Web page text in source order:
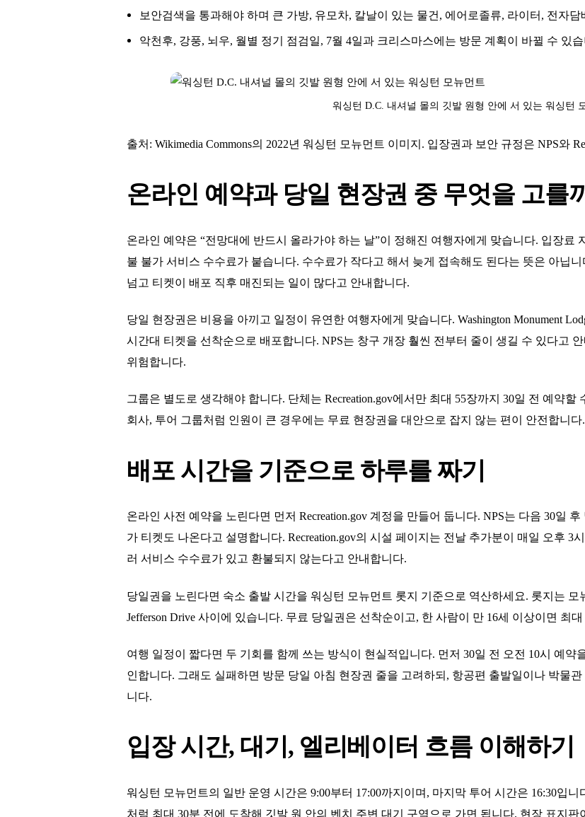
보안검색을 통과해야 하며 큰 가방, 유모차, 칼날이 있는 물건, 에어로졸류, 라이터, 전자
악천후, 강풍, 뇌우, 월별 정기 점검일, 7월 4일과 크리스마스에는 방문 계획이 바뀔 수 있
워싱턴 D.C. 내셔널 몰의 깃발 원형 안에 서 있는 워싱턴
출처: Wikimedia Commons의 2022년 워싱턴 모뉴먼트 이미지. 입장권과 보안 규정은 NPS와
온라인 예약과 당일 현장권 중 무엇을 고를
온라인 예약은 “전망대에 반드시 올라가야 하는 날”이 정해진 여행자에게 맞습니다. 입장료
불 불가 서비스 수수료가 붙습니다. 수수료가 작다고 해서 늦게 접속해도 된다는 뜻은 아닙
넘고 티켓이 배포 직후 매진되는 일이 많다고 안내합니다.
당일 현장권은 비용을 아끼고 일정이 유연한 여행자에게 맞습니다. Washington Monument
시간대 티켓을 선착순으로 배포합니다. NPS는 창구 개장 훨씬 전부터 줄이 생길 수 있다고
위험합니다.
그룹은 별도로 생각해야 합니다. 단체는 Recreation.gov에서만 최대 55장까지 30일 전 예약
회사, 투어 그룹처럼 인원이 큰 경우에는 무료 현장권을 대안으로 잡지 않는 편이 안전합니다.
배포 시간을 기준으로 하루를 짜기
온라인 사전 예약을 노린다면 먼저 Recreation.gov 계정을 만들어 둡니다. NPS는 다음 30일
가 티켓도 나온다고 설명합니다. Recreation.gov의 시설 페이지는 전날 추가분이 매일 오후 3
러 서비스 수수료가 있고 환불되지 않는다고 안내합니다.
당일권을 노린다면 숙소 출발 시간을 워싱턴 모뉴먼트 롯지 기준으로 역산하세요. 롯지는 모
Jefferson Drive 사이에 있습니다. 무료 당일권은 선착순이고, 한 사람이 만 16세 이상이면 최
여행 일정이 짧다면 두 기회를 함께 쓰는 방식이 현실적입니다. 먼저 30일 전 오전 10시 예
인합니다. 그래도 실패하면 방문 당일 아침 현장권 줄을 고려하되, 항공편 출발일이나 박물
니다.
입장 시간, 대기, 엘리베이터 흐름 이해하기
워싱턴 모뉴먼트의 일반 운영 시간은 9:00부터 17:00까지이며, 마지막 투어 시간은 16:30입
처럼 최대 30분 전에 도착해 깃발 원 안의 벤치 주변 대기 구역으로 가면 됩니다. 현장 표지